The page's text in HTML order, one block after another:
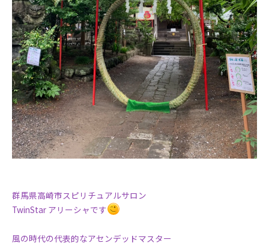
群馬県高崎市スピリチュアルサロン
TwinStar アリーシャです
風の時代の代表的なアセンデッドマスター